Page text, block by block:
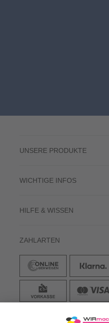
UNSERE PRODUKTE
WICHTIGE INFOS
HILFE & WISSEN
ZAHLARTEN